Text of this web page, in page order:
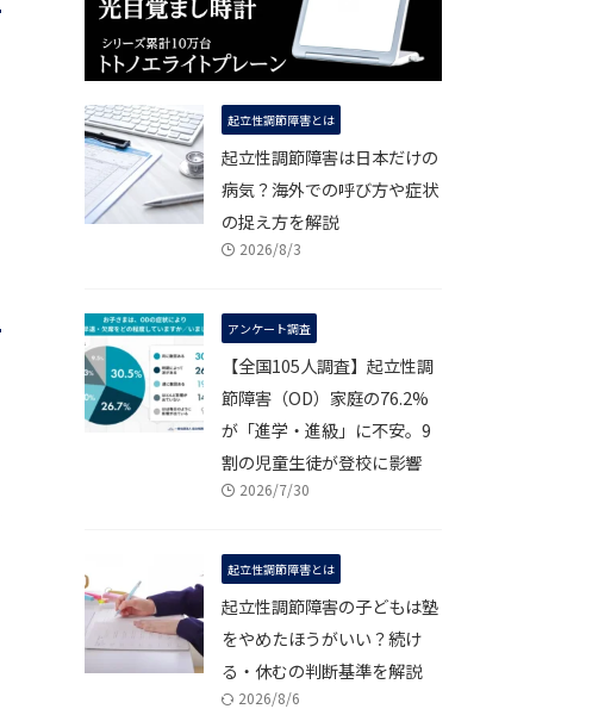
起立性調節障害とは
起立性調節障害は日本だけの
病気？海外での呼び方や症状
の捉え方を解説
2026/8/3
アンケート調査
【全国105人調査】起立性調
節障害（OD）家庭の76.2%
が「進学・進級」に不安。9
割の児童生徒が登校に影響
2026/7/30
起立性調節障害とは
起立性調節障害の子どもは塾
をやめたほうがいい？続け
る・休むの判断基準を解説
2026/8/6